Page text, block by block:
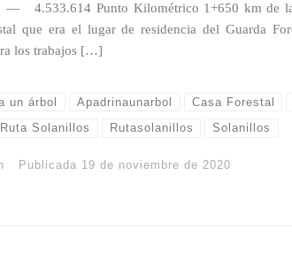
4.533.614 Punto Kilométrico 1+650 km de la
que era el lugar de residencia del Guarda
los trabajos […]
un árbol Apadrinaunarbol Casa Forestal
Ruta Solanillos Rutasolanillos Solanillos
Publicada 19 de noviembre de 2020